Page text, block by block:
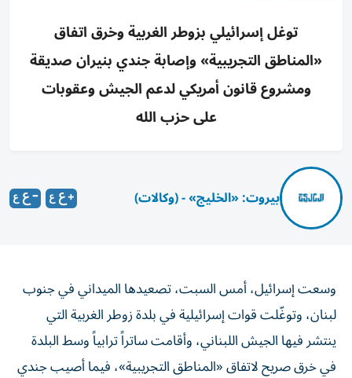
توغل إسرائيلي بزوطر الغربية وخرق اتفاق
«المناطق التجريبية» وإصابة جندي بنيران صديقة
ومشروع قانون أمريكي لدعم الجيش وعقوبات
على حزب الله
بيروت: «الخليج» - (وكالات)
وسعت إسرائيل، أمس السبت، تصعيدها الميداني في جنوب
لبنان، وتوغّلت قوات إسرائيلية في بلدة زوطر الغربية التي
ينتشر فيها الجيش اللبناني، وأقامت ساتراً ترابياً وسط البلدة
في خرق صريح لاتفاق «المناطق التجريبية»، فيما أصيب جندي